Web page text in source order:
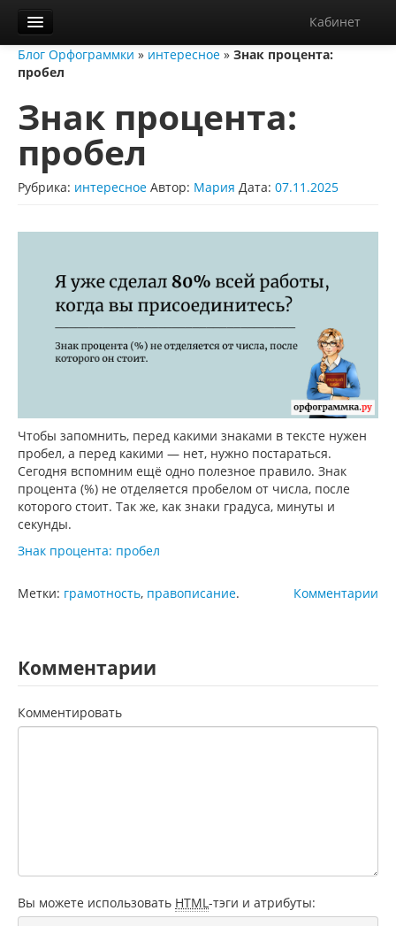
Кабинет
Орфограммка
Блог
О нас
Контакты
Справка
Блог Орфограммки » интересное » Знак процента:
пробел
Знак процента:
пробел
Рубрика: интересное Автор: Мария Дата: 07.11.2025
Чтобы запомнить, перед какими знаками в тексте нужен
пробел, а перед какими — нет, нужно постараться.
Сегодня вспомним ещё одно полезное правило. Знак
процента (%) не отделяется пробелом от числа, после
которого стоит. Так же, как знаки градуса, минуты и
секунды.
Знак процента: пробел
Комментарии
Метки: грамотность, правописание.
Комментарии
Комментировать
Вы можете использовать HTML -тэги и атрибуты: